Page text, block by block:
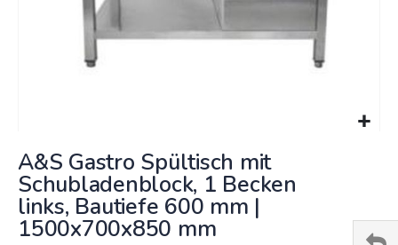
zum
Anfang
der
Bildergalerie
A&S Gastro Spültisch mit
Schubladenblock, 1 Becken
links, Bautiefe 600 mm |
1500x700x850 mm